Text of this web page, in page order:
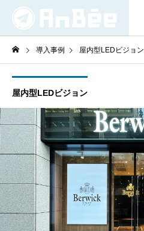
導入事例 屋内型LEDビジョン
屋内型LEDビジョン